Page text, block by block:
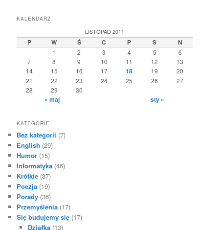
KALENDARZ
LISTOPAD 2011
P W Ś C P S N
1 2 3 4 5
6
7
8 9 10 11 12
13
14
15 16 17 18 19
20
21
22 23 24 25 26
27
28
29 30
« maj sty »
KATEGORIE
Bez kategorii (7)
English (29)
Humor (15)
Informatyka (46)
Krótkie (37)
Poezja (19)
Porady (36)
Przemyślenia (17)
Się budujemy się (17)
Działka(13)